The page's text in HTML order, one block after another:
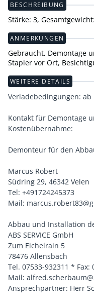
BESCHREIBUNG
Stärke: 3,
ANMERKUNGEN
Gebraucht, Demontage
Stapler vor Ort,
WEITERE DETAILS
Verladebedingungen: ab
Kontakt für Demontage
Kostenübernahme:
Demonteur für den
Marcus Robert
Südring 29, 46342 Velen
Tel: +491724245373
Mail:
Abbau und Installation
ABS SERVICE GmbH
Zum Eichelrain 5
78476 Allensbach
Tel. 07533-932311 * Fax:
Mail:
Ansprechpartner: Herr